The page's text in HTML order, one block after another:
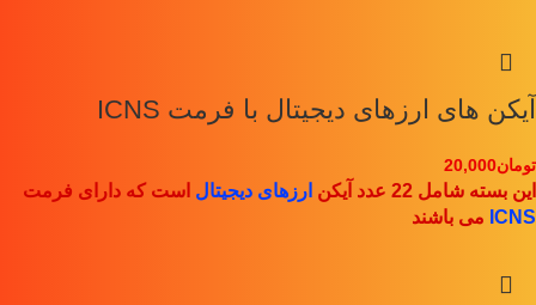
آیکن های ارزهای دیجیتال با فرمت ICNS
تومان20,000
این بسته شامل 22 عدد آیکن ارزهای دیجیتال است که دارای فرمت
ICNS می باشند